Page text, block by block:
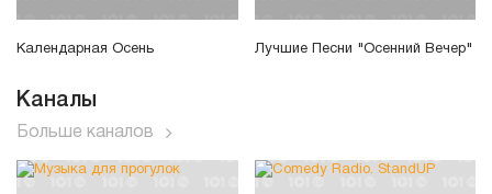
Календарная Осень Лучшие Песни "Осенний Вечер"
Каналы
Больше каналов